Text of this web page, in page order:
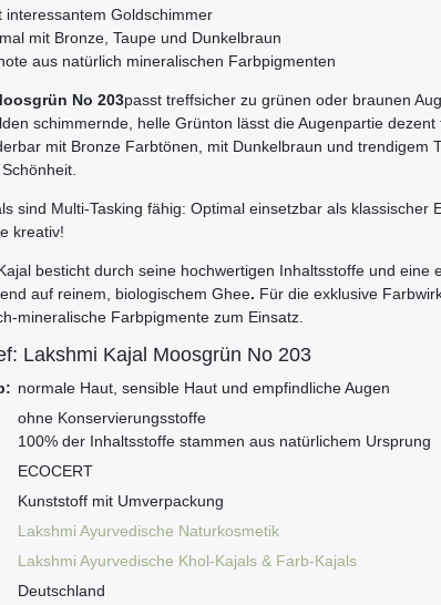
interessantem Goldschimmer
mit Bronze, Taupe und Dunkelbraun
aus natürlich mineralischen Farbpigmenten
No 203passt treffsicher zu grünen oder braunen
schimmernde, helle Grünton lässt die Augenpartie
mit Bronze Farbtönen, mit Dunkelbraun und trendigem
sind Multi-Tasking fähig: Optimal einsetzbar als klassischer
kreativ!
besticht durch seine hochwertigen Inhaltsstoffe und eine
auf reinem, biologischem Ghee. Für die exklusive
mineralische Farbpigmente zum Einsatz.
Lakshmi Kajal Moosgrün No 203
normale Haut, sensible Haut und empfindliche Augen
ohne Konservierungsstoffe
100% der Inhaltsstoffe stammen aus natürlichem Ursprung
ECOCERT
Kunststoff mit Umverpackung
Lakshmi Ayurvedische Naturkosmetik
Lakshmi Ayurvedische Khol-Kajals & Farb-Kajals
Deutschland